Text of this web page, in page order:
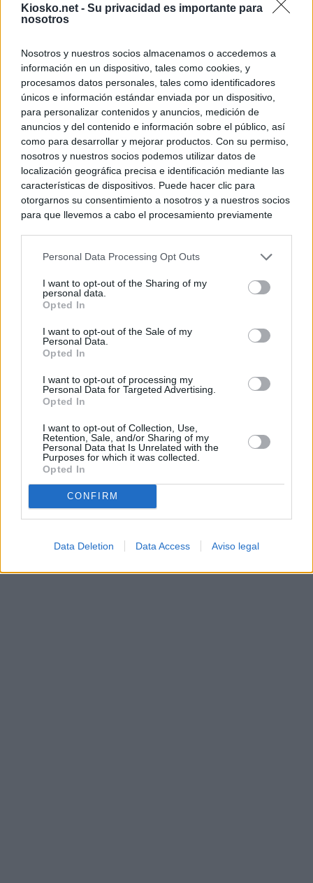
Kiosko.net - Su privacidad es importante para
nosotros
Nosotros y nuestros socios almacenamos o accedemos a
información en un dispositivo, tales como cookies, y
procesamos datos personales, tales como identificadores
únicos e información estándar enviada por un dispositivo,
para personalizar contenidos y anuncios, medición de
anuncios y del contenido e información sobre el público, así
como para desarrollar y mejorar productos. Con su permiso,
nosotros y nuestros socios podemos utilizar datos de
localización geográfica precisa e identificación mediante las
características de dispositivos. Puede hacer clic para
otorgarnos su consentimiento a nosotros y a nuestros socios
para que llevemos a cabo el procesamiento previamente
negar su consentimiento. Tenga en cuenta que algún
de su consentimiento, pero usted tiene el derecho de
rechazar tal procesamiento. Sus preferencias se aplicarán
cualquier momento entrando de nuevo en este sitio web o
visitando nuestra política de privacidad.
Personal Data Processing Opt Outs
I want to opt-out of the Sharing of my
personal data.
Opted In
I want to opt-out of the Sale of my
Personal Data.
Opted In
I want to opt-out of processing my
Personal Data for Targeted Advertising.
Opted In
I want to opt-out of Collection, Use,
Retention, Sale, and/or Sharing of my
Personal Data that Is Unrelated with the
Purposes for which it was collected.
Opted In
CONFIRM
Data Deletion Data Access Aviso legal